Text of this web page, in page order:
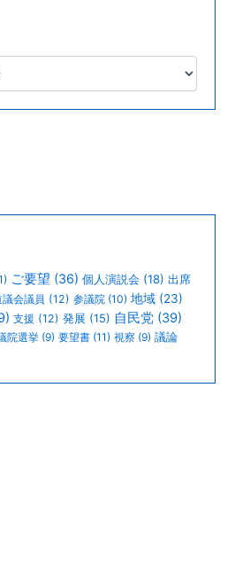
ご要望 (36) 個人演説会 (18) 出席
会議員 (12) 参議院 (10) 地域 (23)
支援 (12) 発展 (15) 自民党 (39)
院選挙 (9) 要望書 (11) 視察 (9) 議論